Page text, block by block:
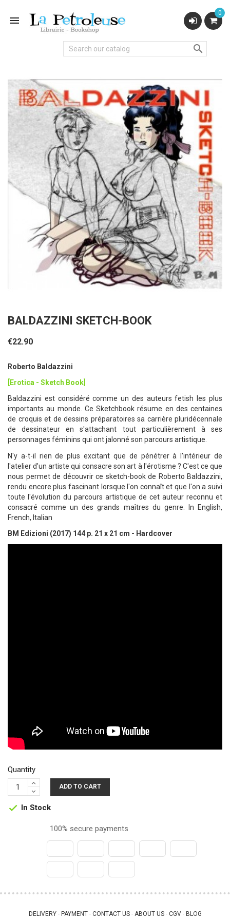

0

BALDAZZINI SKETCH-BOOK
€22.90
Roberto Baldazzini
[Erotica - Sketch Book]
Baldazzini est considéré comme un des auteurs fetish les plus
importants au monde. Ce Sketchbook résume en des centaines
de croquis et de dessins préparatoires sa carrière pluridécennale
de dessinateur en s'attachant tout particulièrement à ses
personnages féminins qui ont jalonné son parcours artistique.
N'y a-t-il rien de plus excitant que de pénétrer à l'intérieur de
l'atelier d'un artiste qui consacre son art à l'érotisme ? C'est ce que
nous permet de découvrir ce sketch-book de Roberto Baldazzini,
rendu encore plus fascinant lorsque l'on connaît et que l'on a suivi
toute l'évolution du parcours artistique de cet auteur reconnu et
consacré comme un des grands maîtres du genre. In English,
French, Italian
BM Edizioni (2017) 144 p. 21 x 21 cm - Hardcover
Quantity
ADD TO CART
 In Stock
100% secure payments
DELIVERY - PAYMENT - CONTACT US - ABOUT US - CGV - BLOG